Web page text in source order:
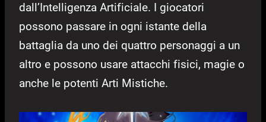
dall’Intelligenza Artificiale. I giocatori
possono passare in ogni istante della
battaglia da uno dei quattro personaggi a un
altro e possono usare attacchi fisici, magie o
anche le potenti Arti Mistiche.